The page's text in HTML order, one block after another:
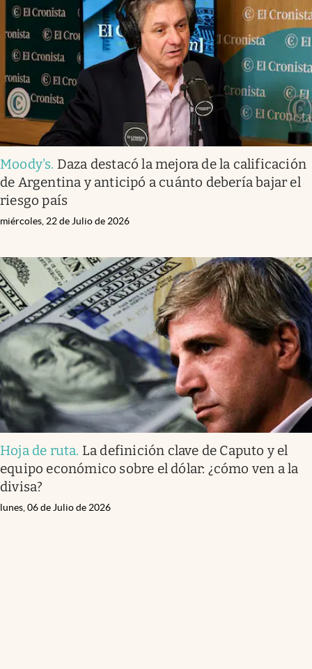
Moody's. Daza destacó la mejora de la calificación
de Argentina y anticipó a cuánto debería bajar el
riesgo país
miércoles, 22 de Julio de 2026
Hoja de ruta. La definición clave de Caputo y el
equipo económico sobre el dólar: ¿cómo ven a la
divisa?
lunes, 06 de Julio de 2026